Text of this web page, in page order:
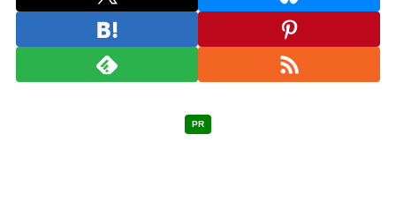
PR